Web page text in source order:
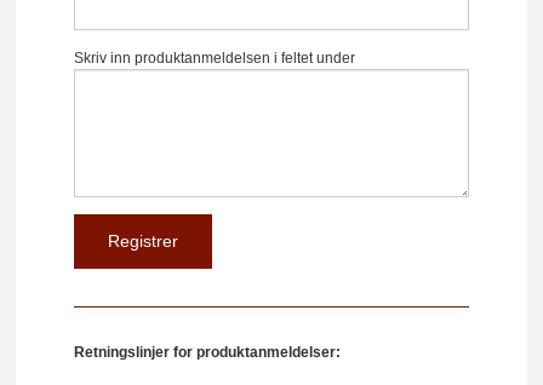
Skriv inn produktanmeldelsen i feltet under
Retningslinjer for produktanmeldelser: